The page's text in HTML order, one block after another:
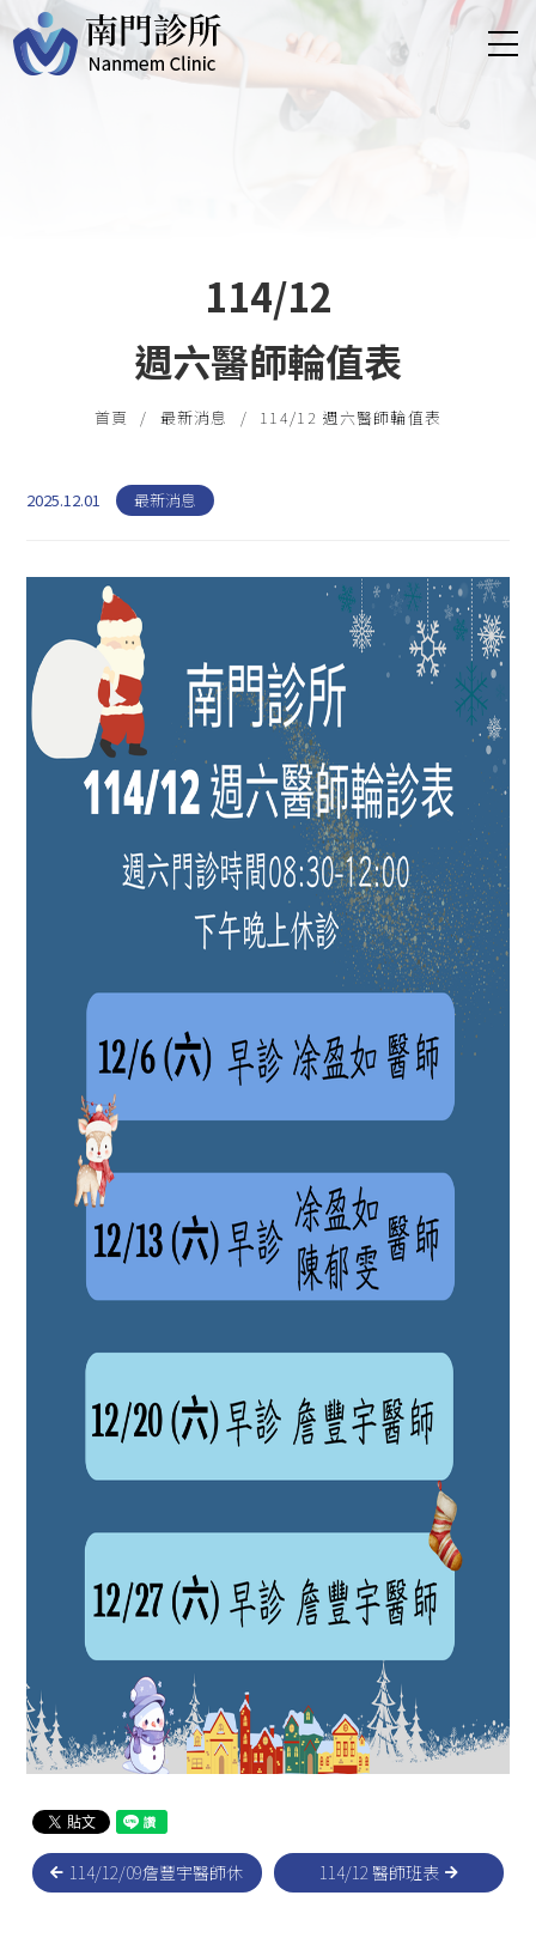
首頁 最新消息 114/12 週六醫師輪值表
114/12
週六醫師輪值表
2025.12.01 最新消息
114/12/09詹豐宇醫師休
診公告
114/12 醫師班表